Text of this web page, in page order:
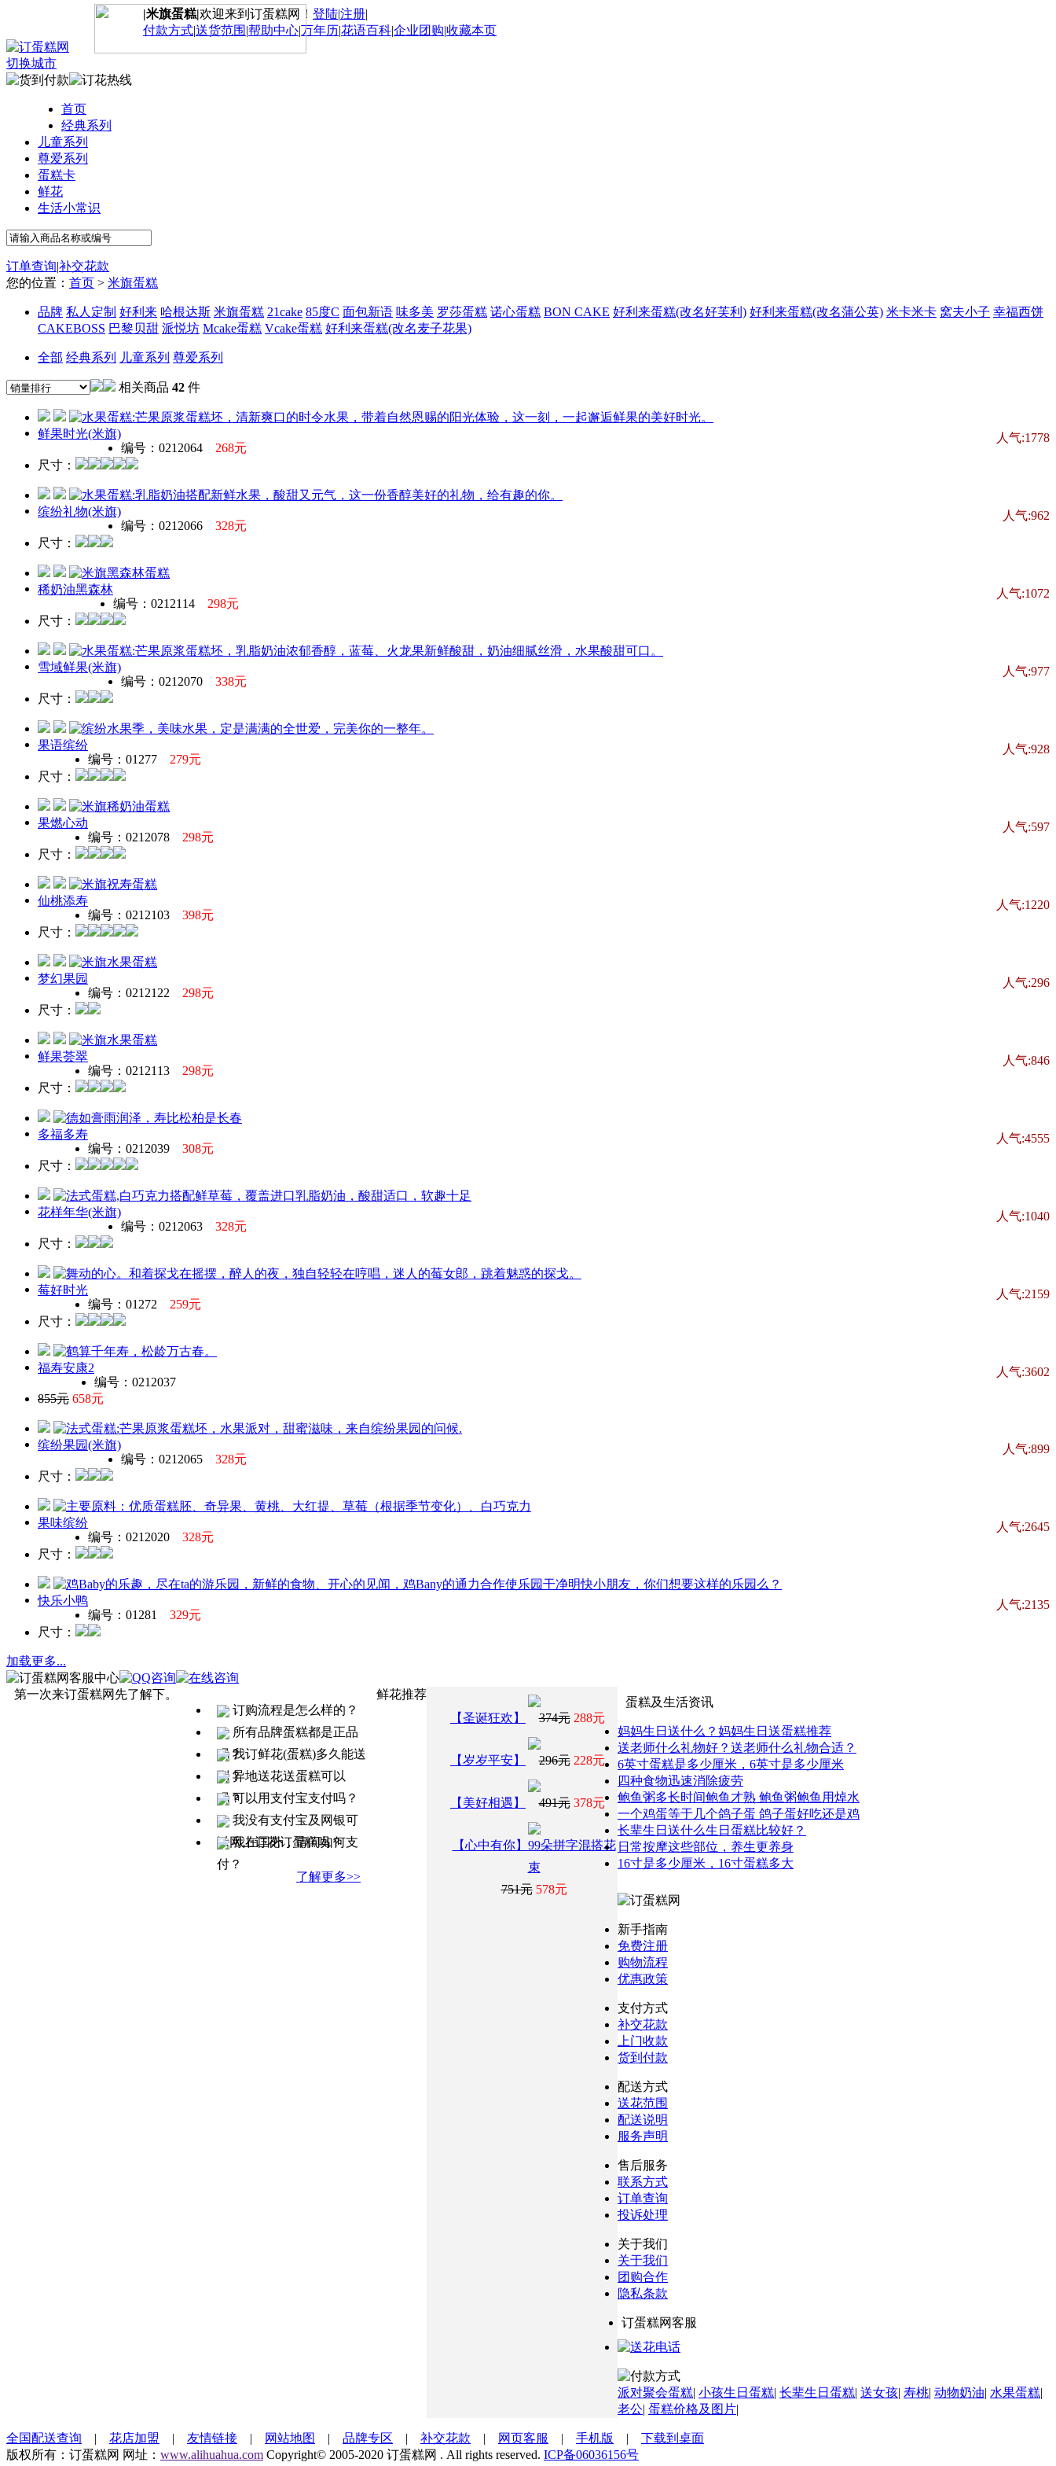
|米旗蛋糕|欢迎来到订蛋糕网！ 登陆|注册|
付款方式|送货范围 |帮助中心|万年历|花语百科|企业团购|收藏本页
切换城市
首页
经典系列
儿童系列
尊爱系列
蛋糕卡
鲜花
生活小常识
订单查询|补交花款
您的位置： 首页 > 米旗蛋糕
品牌 私人定制 好利来 哈根达斯 米旗蛋糕 21cake 85度C 面包新语 味多美 罗莎蛋糕 诺心蛋糕 BON CAKE 好利来蛋糕(改名好芙利) 好利来蛋糕(改名蒲公英) 米卡米卡 窝夫小子 幸福西饼
CAKEBOSS 巴黎贝甜 派悦坊 Mcake蛋糕 Vcake蛋糕 好利来蛋糕(改名麦子花果)
全部 经典系列 儿童系列 尊爱系列
相关商品 42 件
鲜果时光(米旗) 人气:1778
编号：0212064 268元
尺寸：
缤纷礼物(米旗) 人气:962
编号：0212066 328元
尺寸：
稀奶油黑森林 人气:1072
编号：0212114 298元
尺寸：
雪域鲜果(米旗) 人气:977
编号：0212070 338元
尺寸：
果语缤纷 人气:928
编号：01277 279元
尺寸：
果燃心动 人气:597
编号：0212078 298元
尺寸：
仙桃添寿 人气:1220
编号：0212103 398元
尺寸：
梦幻果园 人气:296
编号：0212122 298元
尺寸：
鲜果荟翠 人气:846
编号：0212113 298元
尺寸：
多福多寿 人气:4555
编号：0212039 308元
尺寸：
花样年华(米旗) 人气:1040
编号：0212063 328元
尺寸：
莓好时光 人气:2159
编号：01272 259元
尺寸：
福寿安康2 人气:3602
编号：0212037
855元 658元
缤纷果园(米旗) 人气:899
编号：0212065 328元
尺寸：
果味缤纷 人气:2645
编号：0212020 328元
尺寸：
快乐小鸭 人气:2135
编号：01281 329元
尺寸：
加载更多...
第一次来订蛋糕网先了解下。
订购流程是怎么样的？
所有品牌蛋糕都是正品
吗？我订鲜花(蛋糕)多久能送
到？异地送花送蛋糕可以
吗？可以用支付宝支付吗？
我没有支付宝及网银可
以网上订花订蛋糕吗？
我在国外，请问如何支
付？
了解更多>>
鲜花推荐
【圣诞狂欢】
374元 288元
【岁岁平安】 296元 228元
【美好相遇】 491元 378元
【心中有你】99朵拼字混搭花
束
751元 578元
蛋糕及生活资讯
妈妈生日送什么？妈妈生日送蛋糕推荐
送老师什么礼物好？送老师什么礼物合适？
6英寸蛋糕是多少厘米，6英寸是多少厘米
四种食物迅速消除疲劳
鲍鱼粥多长时间鲍鱼才熟 鲍鱼粥鲍鱼用焯水
一个鸡蛋等于几个鸽子蛋 鸽子蛋好吃还是鸡
长辈生日送什么生日蛋糕比较好？
日常按摩这些部位，养生更养身
16寸是多少厘米，16寸蛋糕多大
新手指南
免费注册
购物流程
优惠政策
支付方式
补交花款
上门收款
货到付款
配送方式
送花范围
配送说明
服务声明
售后服务
联系方式
订单查询
投诉处理
关于我们
关于我们
团购合作
隐私条款
订蛋糕网客服
派对聚会蛋糕| 小孩生日蛋糕| 长辈生日蛋糕| 送女孩| 寿桃| 动物奶油| 水果蛋糕|
老公| 蛋糕价格及图片|
全国配送查询 | 花店加盟 | 友情链接 | 网站地图 | 品牌专区 | 补交花款 | 网页客服 | 手机版 | 下载到桌面
版权所有：订蛋糕网 网址： www.alihuahua.com Copyright© 2005-2020 订蛋糕网 . All rights reserved. ICP备06036156号